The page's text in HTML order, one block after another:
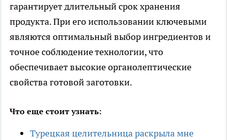
гарантирует длительный срок хранения
продукта. При его использовании ключевыми
являются оптимальный выбор ингредиентов и
точное соблюдение технологии, что
обеспечивает высокие органолептические
свойства готовой заготовки.
Что еще стоит узнать:
Турецкая целительница раскрыла мне